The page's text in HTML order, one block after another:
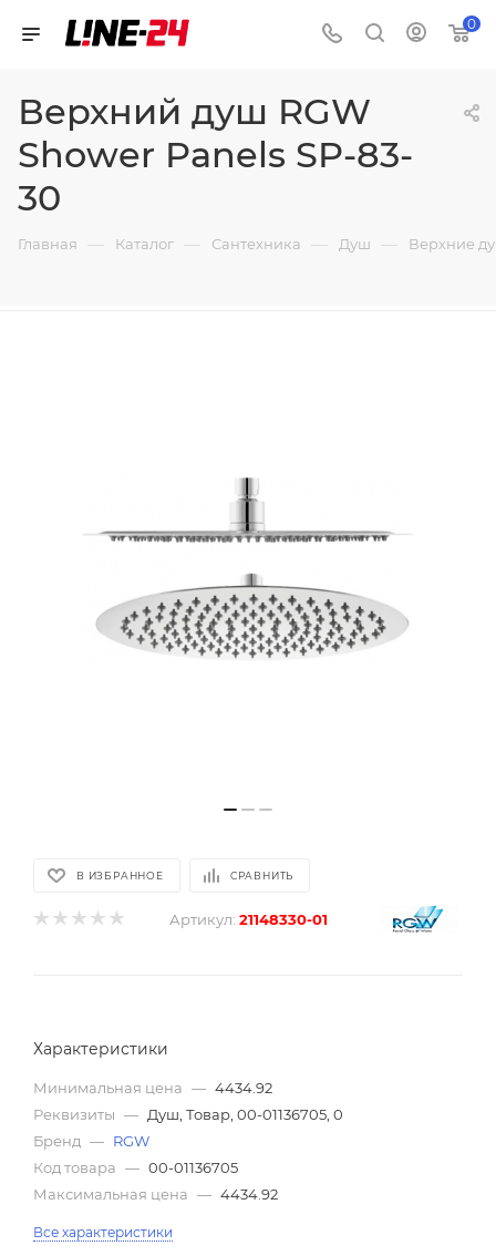
0
Верхний душ RGW
Shower Panels SP-83-
30
Главная — Каталог — Сантехника — Душ — Верхние
В ИЗБРАННОЕ СРАВНИТЬ
Артикул: 21148330-01
Характеристики
Минимальная цена — 4434.92
Реквизиты — Душ, Товар, 00-01136705, 0
Бренд — RGW
Код товара — 00-01136705
Максимальная цена — 4434.92
Все характеристики